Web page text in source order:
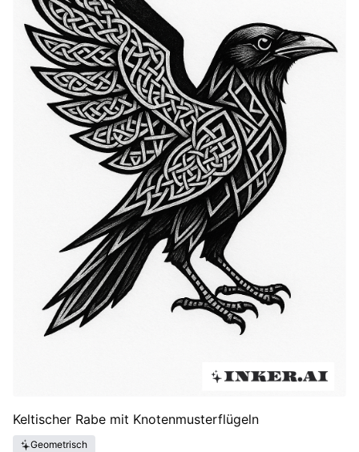
bevorzugen, können das Handgelenk oder der Knöchel
als subtile Anspielung auf die Rabenbedeutung dienen,
ohne die Haut zu überwältigen. Letztendlich kann die
gewählte Platzierung die persönliche Verbindung zum
Tattoo verstärken und spiegelt den persönlichen Stil
und die Vorlieben des Trägers wider, wenn es darum
geht, Rabenideen zur Platzierung zu erkunden.
Keltischer Rabe mit Knotenmusterflügeln
Geometrisch